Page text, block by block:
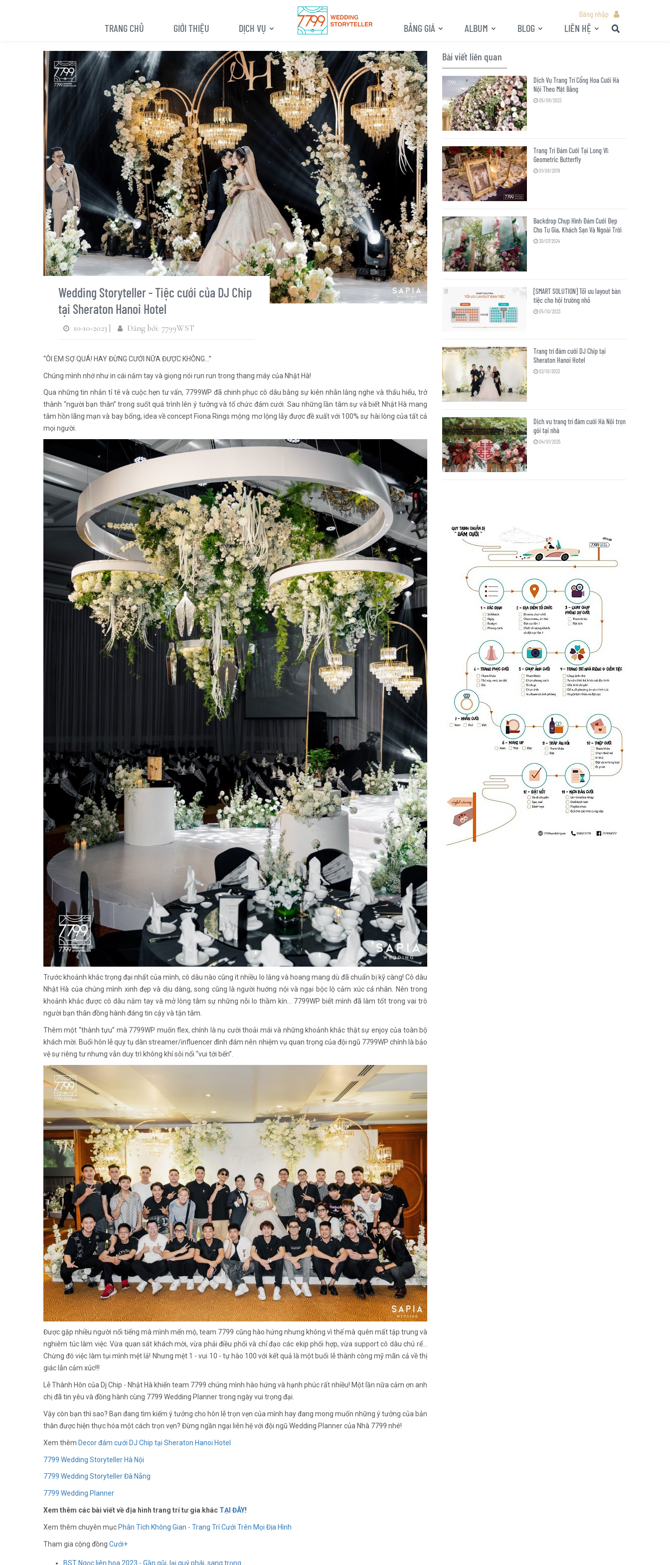
TRANG CHỦ GIỚI THIỆU DỊCH VỤ
Đăng nhập
BẢNG GIÁ ALBUM BLOG LIÊN HỆ
Wedding Storyteller - Tiệc cưới của DJ Chip
tại Sheraton Hanoi Hotel
10-10-2023 | Đăng bởi: 7799WST
“ÔI EM SỢ QUÁ! HAY ĐỪNG CƯỚI NỮA ĐƯỢC KHÔNG…”
Chúng mình nhớ như in cái nắm tay và giọng nói run run trong thang máy của Nhật Hà!
Qua những tin nhắn tỉ tê và cuộc hẹn tư vấn, 7799WP đã chinh phục cô dâu bằng sự kiên nhẫn lắng nghe và thấu hiểu, trở
thành “người bạn thân” trong suốt quá trình lên ý tưởng và tổ chức đám cưới. Sau những lần tâm sự và biết Nhật Hà mang
tâm hồn lãng mạn và bay bổng, idea về concept Fiona Rings mộng mơ lộng lẫy được đề xuất với 100% sự hài lòng của tất cả
mọi người.
Trước khoảnh khắc trọng đại nhất của mình, cô dâu nào cũng ít nhiều lo lắng và hoang mang dù đã chuẩn bị kỹ càng! Cô dâu
Nhật Hà của chúng mình xinh đẹp và dịu dàng, song cũng là người huớng nội và ngại bộc lộ cảm xúc cá nhân. Nên trong
khoảnh khắc được cô dâu nắm tay và mở lòng tâm sự những nỗi lo thầm kín… 7799WP biết mình đã làm tốt trong vai trò
người bạn thân đồng hành đáng tin cậy và tận tâm.
Thêm một “thành tựu” mà 7799WP muốn flex, chính là nụ cười thoải mái và những khoảnh khắc thật sự enjoy của toàn bộ
khách mời. Buổi hôn lễ quy tụ dàn streamer/influencer đình đám nên nhiệm vụ quan trọng của đội ngũ 7799WP chính là bảo
vệ sự riêng tư nhưng vẫn duy trì không khí sôi nổi “vui tới bến”.
Được gặp nhiều người nổi tiếng mà mình mến mộ, team 7799 cũng hào hứng nhưng không vì thế mà quên mất tập trung và
nghiêm túc làm việc. Vừa quan sát khách mời, vừa phải điều phối và chỉ đạo các ekip phối hợp, vừa support cô dâu chú rể…
Chừng đó việc làm tụi mình mệt lả! Nhưng mệt 1 - vui 10 - tự hào 100 với kết quả là một buổi lễ thành công mỹ mãn cả về thị
giác lẫn cảm xúc!!!
Lễ Thành Hôn của Dj Chip - Nhật Hà khiến team 7799 chúng mình hào hứng và hạnh phúc rất nhiều! Một lần nữa cảm ơn anh
chị đã tin yêu và đồng hành cùng 7799 Wedding Planner trong ngày vui trọng đại.
Vậy còn bạn thì sao? Bạn đang tìm kiếm ý tưởng cho hôn lễ trọn vẹn của mình hay đang mong muốn những ý tưởng của bản
thân được hiện thực hóa một cách trọn vẹn? Đừng ngần ngại liên hệ với đội ngũ Wedding Planner của Nhà 7799 nhé!
Xem thêm Decor đám cưới DJ Chip tại Sheraton Hanoi Hotel
7799 Wedding Storyteller Hà Nội
7799 Wedding Storyteller Đà Nẵng
7799 Wedding Planner
Xem thêm các bài viết về địa hình trang trí tư gia khác TẠI ĐÂY!
Xem thêm chuyên mục Phân Tích Không Gian - Trang Trí Cưới Trên Mọi Địa Hình
Tham gia cộng đồng Cưới+
BST Ngọc liên hoa 2023 - Gần gũi, lại quý phái, sang trọng
Bài viết liên quan
Dịch Vụ Trang Trí Cổng Hoa Cưới Hà
Nội Theo Mặt Bằng
05/08/2023
Trang Trí Đám Cưới Tại Long Vĩ:
Geometric Butterfly
01/08/2019
Backdrop Chụp Hình Đám Cưới Đẹp
Cho Tư Gia, Khách Sạn Và Ngoài Trời
30/07/2024
[SMART SOLUTION] Tối ưu layout bàn
tiệc cho hội trường nhỏ
05/10/2023
Trang trí đám cưới DJ Chip tại
Sheraton Hanoi Hotel
02/10/2023
Dịch vụ trang trí đám cưới Hà Nội trọn
gói tại nhà
04/01/2025